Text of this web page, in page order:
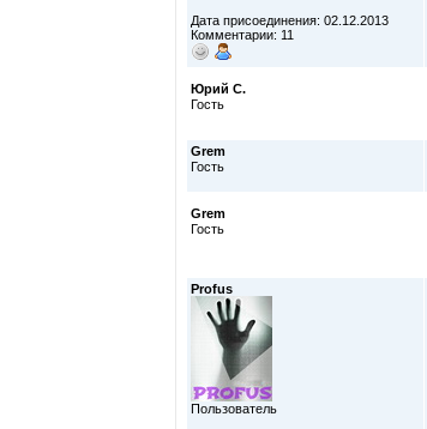
Дата присоединения: 02.12.2013
Комментарии: 11
Юрий С.
Гость
Grem
Гость
Grem
Гость
Profus
Пользователь